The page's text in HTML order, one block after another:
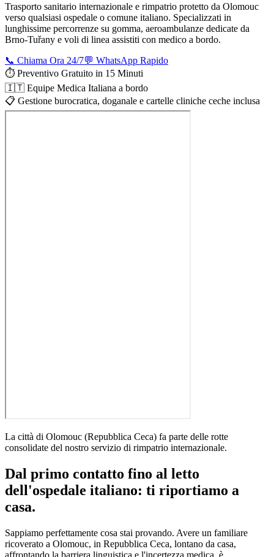
Trasporto sanitario internazionale e rimpatrio protetto da Olomouc
verso qualsiasi ospedale o comune italiano. Specializzati in
lunghissime percorrenze su gomma, aeroambulanze dedicate da
Brno-Tuřany e voli di linea assistiti con medico a bordo.
📞 Chiama Ora 24/7💬 WhatsApp Rapido
⏱️ Preventivo Gratuito in 15 Minuti
🇮🇹 Equipe Medica Italiana a bordo
📋 Gestione burocratica, doganale e cartelle cliniche ceche inclusa
La città di Olomouc (Repubblica Ceca) fa parte delle rotte
consolidate del nostro servizio di rimpatrio internazionale.
Dal primo contatto fino al letto
dell'ospedale italiano: ti riportiamo a
casa.
Sappiamo perfettamente cosa stai provando. Avere un familiare
ricoverato a Olomouc, in Repubblica Ceca, lontano da casa,
affrontando la barriera linguistica e l'incertezza medica, è